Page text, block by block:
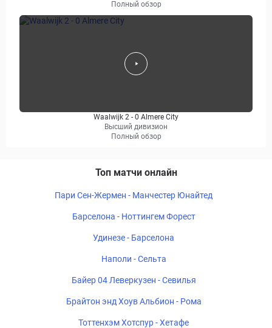
Полный обзор
Waalwijk 2 - 0 Almere City
Высший дивизион
Полный обзор
Топ матчи онлайн
Пари Сен-Жермен - Манчестер Юнайтед
Барселона - Ноттингем Форест
Удинезе - Барселона
Наполи - Сельта
Байер 04 Леверкузен - Севилья
Брайтон энд Хоув Альбион - Рома
Тоттенхэм Хотспур - Хетафе